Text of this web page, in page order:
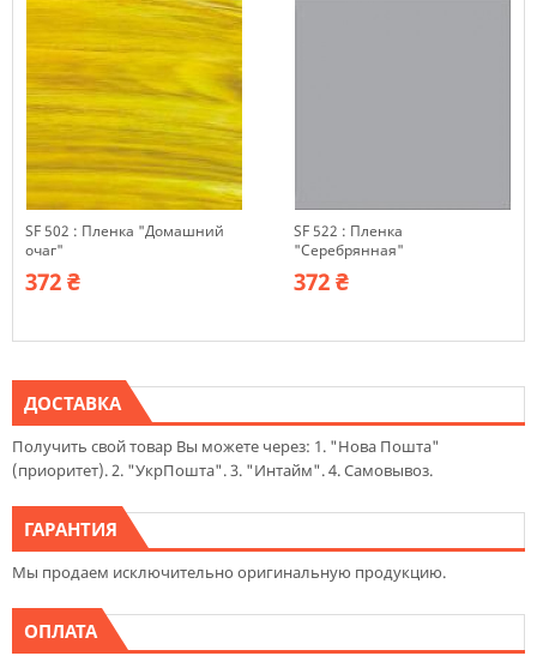
SF 502 : Пленка "Домашний
очаг"
372 ₴
SF 522 : Пленка
"Серебрянная"
372 ₴
ДОСТАВКА
Получить свой товар Вы можете через: 1. "Нова Пошта"
(приоритет). 2. "УкрПошта". 3. "Интайм". 4. Самовывоз.
ГАРАНТИЯ
Мы продаем исключительно оригинальную продукцию.
ОПЛАТА